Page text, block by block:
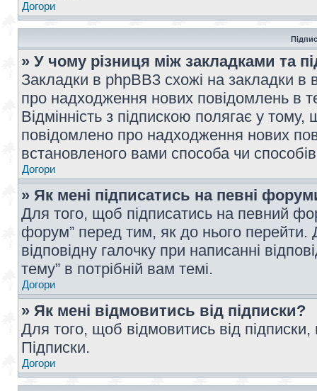
Догори
» У чому різниця між закладками та
Закладки в phpBB3 схожі на закладки
про надходження нових повідомлень в
Відмінність з підпискою полягає у
повідомлено про надходження нових
встановленого вами способа чи
Догори
» Як мені підписатись на певні
Для того, щоб підписатись на певний
форум” перед тим, як до нього перейти.
відповідну галочку при написанні
тему” в потрібній вам темі.
Догори
» Як мені відмовитись від підписки?
Для того, щоб відмовитись від
Підписки.
Догори